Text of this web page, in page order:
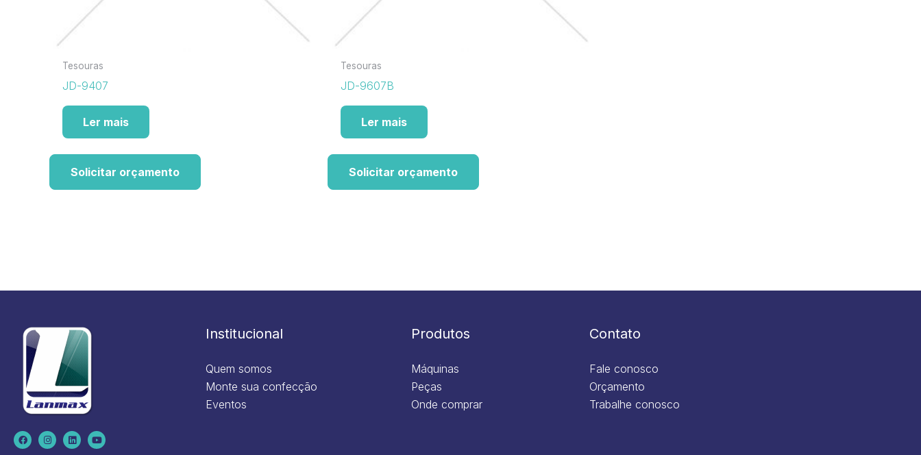
Tesouras
JD-9407
Ler mais
Solicitar orçamento
Tesouras
JD-9607B
Ler mais
Solicitar orçamento
F
a
c
I
n
s
L
i
n
Y
o
u
Institucional
Quem somos
Monte sua confecção
Eventos
Produtos
Máquinas
Peças
Onde comprar
Contato
Fale conosco
Orçamento
Trabalhe conosco